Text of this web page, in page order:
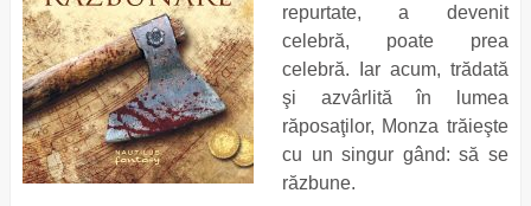
repurtate, a devenit
celebră, poate prea
celebră. Iar acum, trădată
şi azvârlită în lumea
răposaţilor, Monza trăieşte
cu un singur gând: să se
răzbune.